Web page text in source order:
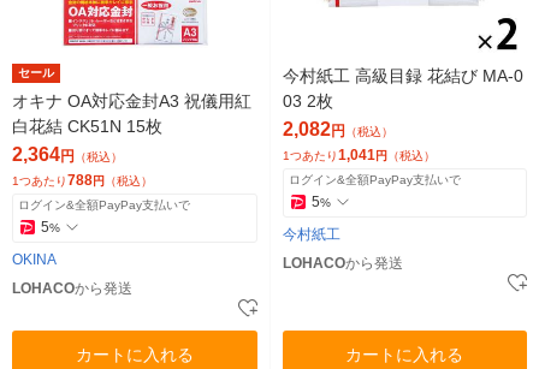
セール
オキナ OA対応金封A3 祝儀用紅
白花結 CK51N 15枚
2,364円 （税込）
1つあたり788円 （税込）
ログイン&全額PayPay支払いで
5%
OKINA
LOHACOから発送
カートに入れる
今村紙工 高級目録 花結び MA-0
03 2枚
2,082円 （税込）
1つあたり1,041 円 （税込）
ログイン&全額PayPay支払いで
5%
今村紙工
LOHACOから発送
カートに入れる